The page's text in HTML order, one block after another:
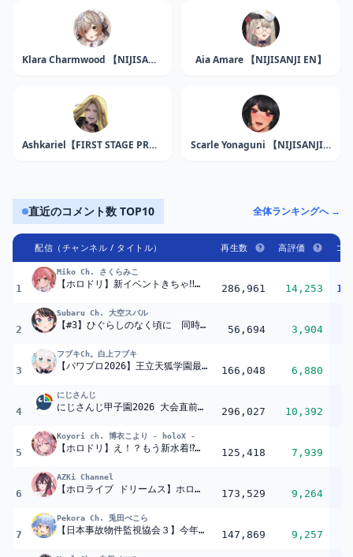
Klara Charmwood 【NIJISANJI EN】 Aia Amare 【NIJISANJI EN】
Ashkariel【FIRST STAGE PRODUCTION EN】 Scarle Yonaguni 【NIJISANJI EN】
直近のコメント数 TOP10 全体ランキングへ →
配信（チャンネル / タイトル） 再生数 高評価 コ
1
Miko Ch. さくらみこ
【ホロドリ】新イベントきちゃ‼完凸チャレンジするぜぇ‼?【ホロライブ/さくらみこ】 286,961 14,253
2
Subaru Ch. 大空スバル
【#3】ひぐらしのなく頃に 同時視聴会しゅばあああああああああああああああああああああああああああああああああああああ！！！！！！【ホロライブ/大空スバル】 56,694 3,904
3
フブキCh。白上フブキ
【パワプロ2026】王立天狐学園最終回?夏の甲子園二回戦!! #パワプロケモミミリーグ【ホロライブ/白上フブキ】 166,048 6,880
4
にじさんじ
にじさんじ甲子園2026 大会直前！前日特番【 #にじ甲2026 】 296,027 10,392
5
Koyori ch. 博衣こより - holoX -
【ホロドリ】え！？もう新水着⁉水着が来るなら、引かねば無作法というもの・・・無課金で揃えっぞ！！！【博衣こより/ホロライブ】 125,418 7,939
6
AZKi Channel
【ホロライブ ドリームス】ホロドリの世界へ！今日から始める hololive Dreams #5【ホロライブ / AZKi】 173,529 9,264
7
Pekora Ch. 兎田ぺこら
【日本事故物件監視協会３】今年イチやばい…実在する事故物件を監視する仕事をします…！ぺこ！【ホロライブ/兎田ぺこら】 147,869 9,257